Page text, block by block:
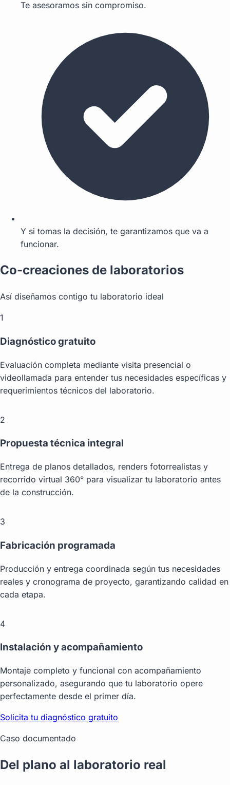
Te asesoramos sin compromiso.
Y si tomas la decisión, te garantizamos que va a
funcionar.
Co-creaciones de laboratorios
Así diseñamos contigo tu laboratorio ideal
1
Diagnóstico gratuito
Evaluación completa mediante visita presencial o
videollamada para entender tus necesidades específicas y
requerimientos técnicos del laboratorio.
2
Propuesta técnica integral
Entrega de planos detallados, renders fotorrealistas y
recorrido virtual 360° para visualizar tu laboratorio antes
de la construcción.
3
Fabricación programada
Producción y entrega coordinada según tus necesidades
reales y cronograma de proyecto, garantizando calidad en
cada etapa.
4
Instalación y acompañamiento
Montaje completo y funcional con acompañamiento
personalizado, asegurando que tu laboratorio opere
perfectamente desde el primer día.
Solicita tu diagnóstico gratuito
Caso documentado
Del plano al laboratorio real